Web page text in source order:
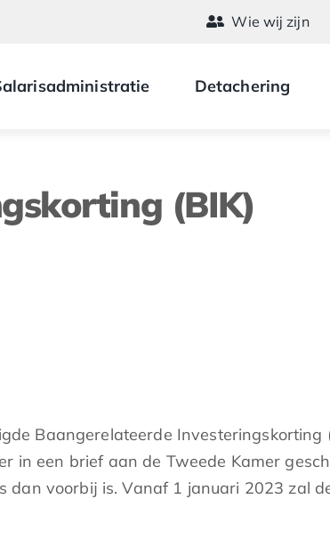
Wie wij zijn
Detachering
(BIK)
Baangerelateerde Investeringskorting
in een brief aan de Tweede Kamer
dan voorbij is. Vanaf 1 januari 2023 zal